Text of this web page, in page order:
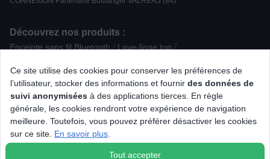
Ce site utilise des cookies pour conserver les préférences de
l’utilisateur, stocker des informations et fournir des données de
suivi anonymisées à des applications tierces. En règle
générale, les cookies rendront votre expérience de navigation
meilleure. Toutefois, vous pouvez préférer désactiver les cookies
sur ce site. En savoir plus
Tout accepter
Découvrez nos produits :
Enceinte sans fil Bluetooth / Lave-linge top /
Plaque de cuisson gaz / Bracelet pour montre /
Enceinte intelligente
Accessoire pour portable / Enceinte Encastrable Clavier gamer
/ Liseuse numérique / Moulin à épices / Réfrigérateur 2 portes /
Micro-ondes encastrable /